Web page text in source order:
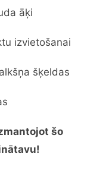
āķi
izvietošanai
šķeldas
šo